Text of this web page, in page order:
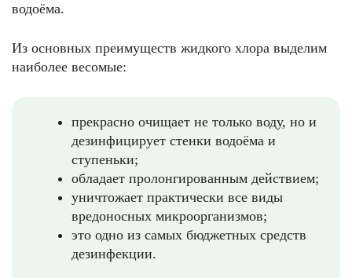
водоёма.
Из основных преимуществ жидкого хлора выделим
наиболее весомые:
прекрасно очищает не только воду, но и
дезинфицирует стенки водоёма и
ступеньки;
обладает пролонгированным действием;
уничтожает практически все виды
вредоносных микроорганизмов;
это одно из самых бюджетных средств
дезинфекции.